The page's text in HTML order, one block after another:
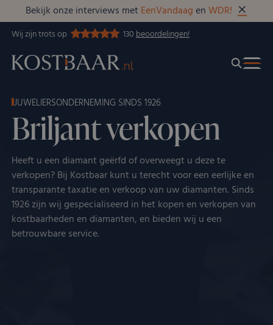
Bekijk onze interviews met EenVandaagenWDR!
Wij zijn trots op 130beoordelingen!
JUWELIERSONDERNEMING SINDS 1926
Briljant verkopen
Heeft u een diamant geërfd of overweegt u deze te
verkopen? Bij Kostbaar kunt u terecht voor een eerlijke en
transparante taxatie en verkoop van uw diamanten. Sinds
1926 zijn wij gespecialiseerd in het kopen en verkopen van
kostbaarheden en diamanten, en bieden wij u een
betrouwbare service.